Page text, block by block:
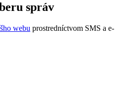
správ
webu prostredníctvom SMS a e-